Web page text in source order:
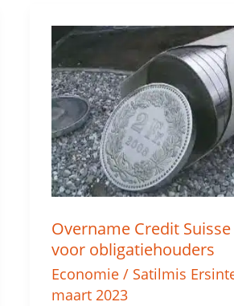
Overname Credit
voor obligatiehouders
Economie / Satilmis
maart 2023
Overname
Credit
Suisse
schok
voor
obligatiehouders